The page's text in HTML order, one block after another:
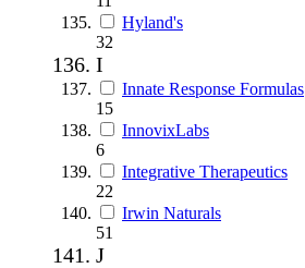
Hyland's
32
I
Innate Response Formulas
15
InnovixLabs
6
Integrative Therapeutics
22
Irwin Naturals
51
J